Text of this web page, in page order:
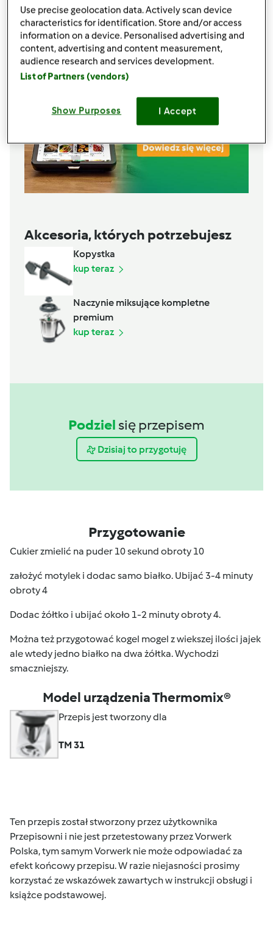
Lista zakupów
Akcesoria, których potrzebujesz
Kopystka
kup teraz
Naczynie miksujące kompletne
premium
kup teraz
Podziel się przepisem
Dzisiaj to przygotuję
Przygotowanie
Cukier zmielić na puder 10 sekund obroty 10
założyć motylek i dodac samo białko. Ubijać 3-4 minuty
obroty 4
Dodac żółtko i ubijać około 1-2 minuty obroty 4.
Można też przygotować kogel mogel z wiekszej ilości jajek
ale wtedy jedno białko na dwa żółtka. Wychodzi
smaczniejszy.
Model urządzenia Thermomix®
Przepis jest tworzony dla
TM 31
Ten przepis został stworzony przez użytkownika
Przepisowni i nie jest przetestowany przez Vorwerk
Polska, tym samym Vorwerk nie może odpowiadać za
efekt końcowy przepisu. W razie niejasności prosimy
korzystać ze wskazówek zawartych w instrukcji obsługi i
książce podstawowej.
Use precise geolocation data. Actively scan device
characteristics for identification. Store and/or access
information on a device. Personalised advertising and
content, advertising and content measurement,
audience research and services development.
List of Partners (vendors)
Show Purposes I Accept